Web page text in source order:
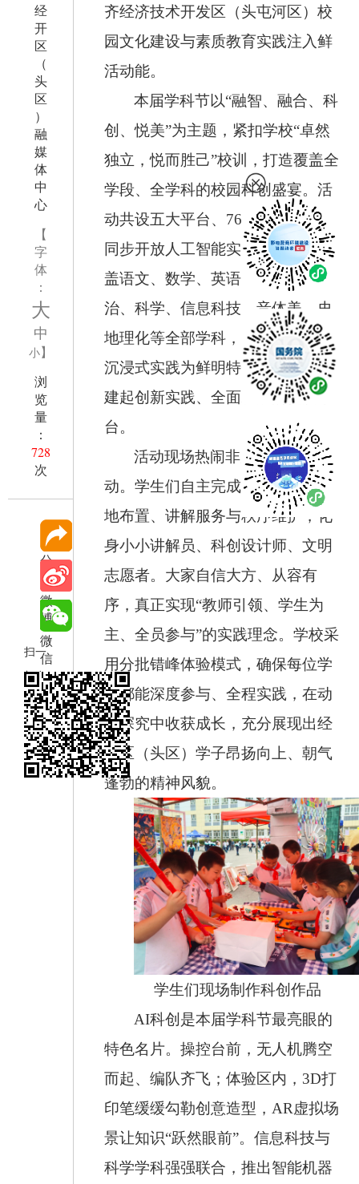
经
开
区
（
头
区
）
融
媒
体
中
心
【
字
体
：
大
中
小】
浏
览
量
：
728
次
分
享
微
博
微
信
扫一
扫在
手机
打开
当前
页
齐经济技术开发区（头屯河区）校
园文化建设与素质教育实践注入鲜
活动能。
本届学科节以“融智、融合、科
创、悦美”为主题，紧扣学校“卓然
独立，悦而胜己”校训，打造覆盖全
学段、全学科的校园科创盛宴。活
动共设五大平台、 76 个活动项目，
同步开放人工智能实验室展示，涵
盖语文、数学、英语、道德与法
治、科学、信息科技、音体美、史
地理化等全部学科，以跨界融合、
沉浸式实践为鲜明特色，为学生搭
建起创新实践、全面发展的优质平
台。
活动现场热闹非凡、创意涌
动。学生们自主完成作品创作、场
地布置、讲解服务与秩序维护，化
身小小讲解员、科创设计师、文明
志愿者。大家自信大方、从容有
序，真正实现“教师引领、学生为
主、全员参与”的实践理念。学校采
用分批错峰体验模式，确保每位学
生都能深度参与、全程实践，在动
手探究中收获成长，充分展现出经
开区（头区）学子昂扬向上、朝气
蓬勃的精神风貌。
学生们现场制作科创作品
AI科创是本届学科节最亮眼的
特色名片。操控台前，无人机腾空
而起、编队齐飞；体验区内， 3D打
印笔缓缓勾勒创意造型， AR虚拟场
景让知识“跃然眼前”。信息科技与
科学学科强强联合，推出智能机器